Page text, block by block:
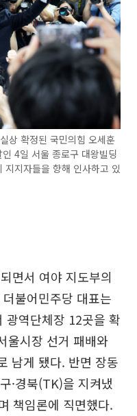
상 확정된 국민의힘 오세훈
4일 서울 종로구 대왕빌딩
지자들을 향해 인사하고 있
면서 여야 지도부의
불어민주당 대표는
광역단체장 12곳을 확
울시장 선거 패배와
남게 됐다. 반면 장동
·경북(TK)을 지켜냈
책임론에 직면했다.